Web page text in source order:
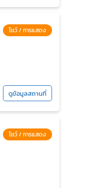
โชว์ / การแสดง
ดูข้อมูลสถานที่
โชว์ / การแสดง